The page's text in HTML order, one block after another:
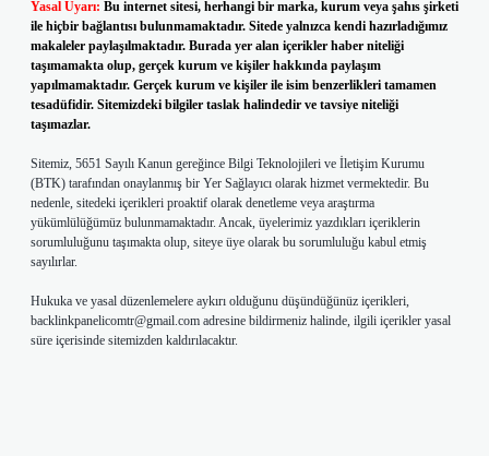
Yasal Uyarı: Bu internet sitesi, herhangi bir marka, kurum veya şahıs şirketi
ile hiçbir bağlantısı bulunmamaktadır. Sitede yalnızca kendi hazırladığımız
makaleler paylaşılmaktadır. Burada yer alan içerikler haber niteliği
taşımamakta olup, gerçek kurum ve kişiler hakkında paylaşım
yapılmamaktadır. Gerçek kurum ve kişiler ile isim benzerlikleri tamamen
tesadüfidir. Sitemizdeki bilgiler taslak halindedir ve tavsiye niteliği
taşımazlar.
Sitemiz, 5651 Sayılı Kanun gereğince Bilgi Teknolojileri ve İletişim Kurumu
(BTK) tarafından onaylanmış bir Yer Sağlayıcı olarak hizmet vermektedir. Bu
nedenle, sitedeki içerikleri proaktif olarak denetleme veya araştırma
yükümlülüğümüz bulunmamaktadır. Ancak, üyelerimiz yazdıkları içeriklerin
sorumluluğunu taşımakta olup, siteye üye olarak bu sorumluluğu kabul etmiş
sayılırlar.
Hukuka ve yasal düzenlemelere aykırı olduğunu düşündüğünüz içerikleri,
backlinkpanelicomtr@gmail.com adresine bildirmeniz halinde, ilgili içerikler yasal
süre içerisinde sitemizden kaldırılacaktır.